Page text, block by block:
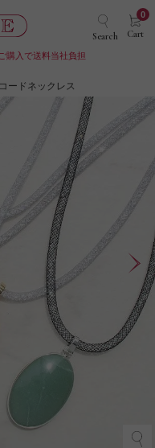
Search Cart
0
購入で送料当社負担
ードネックレス